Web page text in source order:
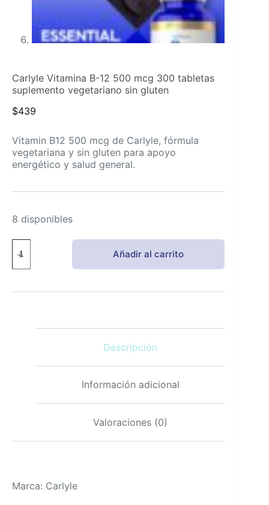
Carlyle Vitamina B-12 500 mcg 300 tabletas
suplemento vegetariano sin gluten
$439
Vitamin B12 500 mcg de Carlyle, fórmula
vegetariana y sin gluten para apoyo
energético y salud general.
8 disponibles
Vitamina
B-
500
gluten
Añadir al carrito
Descripción
Información adicional
Valoraciones (0)
Marca: Carlyle